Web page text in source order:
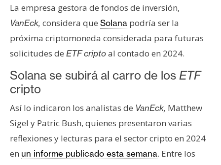
A
n
á
i
s
s
N
o
La empresa gestora de fondos de inversión,
VanEck, considera que Solana podría ser la
próxima criptomoneda considerada para futuras
solicitudes de ETF criptoal contado en 2024.
Solana se subirá al carro de los ETF
cripto
Así lo indicaron los analistas de VanEck, Matthew
Sigel y Patric Bush, quienes presentaron varias
reflexiones y lecturas para el sector cripto en 2024
en un informe publicado esta semana. Entre los